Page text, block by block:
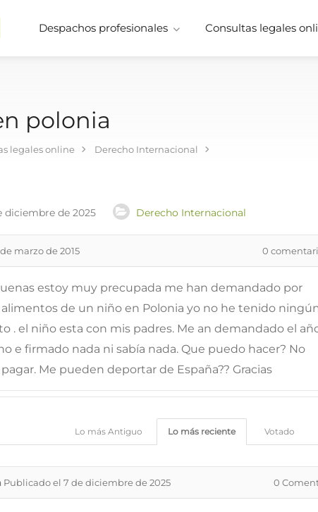
Despachos profesionales Consultas legales
polonia
legales online Derecho Internacional
diciembre de 2025 Derecho Internacional
marzo de 2015 0
estoy muy precupada me han demandado por
de un niño en Polonia yo no he tenido
. el niño esta con mis padres. Me an demandado el
e firmado nada ni sabía nada. Que puedo hacer? No
Me pueden deportar de España?? Gracias
Votado
Lo más reciente
Lo más Antiguo
Publicado el 7 de diciembre de 2025 0